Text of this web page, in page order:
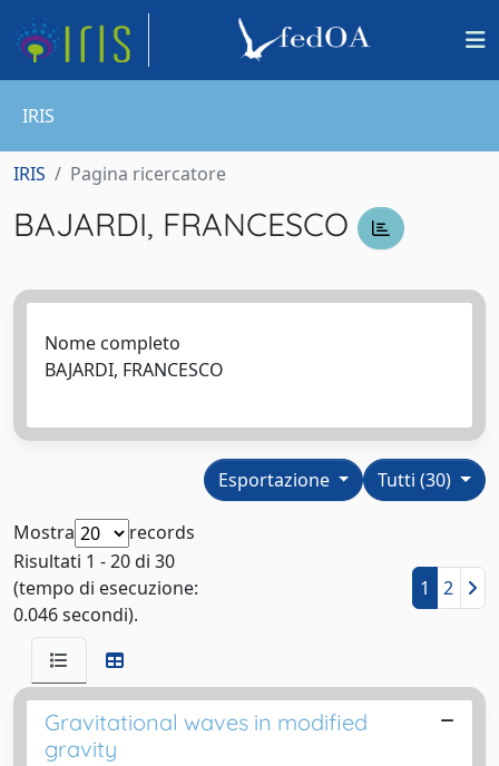
IRIS
IRIS Pagina ricercatore
BAJARDI, FRANCESCO
Nome completo
BAJARDI, FRANCESCO
Tutti (30)
Esportazione
Mostra
records
Risultati 1 - 20 di 30
(tempo di esecuzione:
0.046 secondi).
1 2
Gravitational waves in modified
gravity